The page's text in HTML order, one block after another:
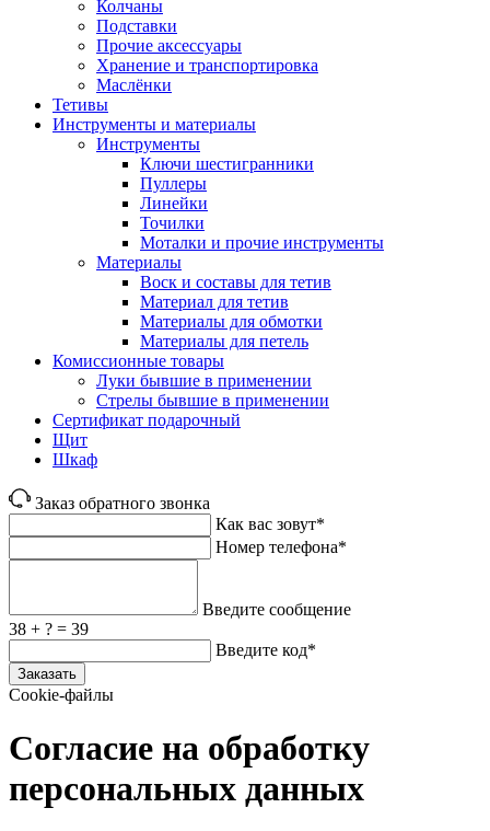
Колчаны
Подставки
Прочие аксессуары
Хранение и транспортировка
Маслёнки
Тетивы
Инструменты и материалы
Инструменты
Ключи шестигранники
Пуллеры
Линейки
Точилки
Моталки и прочие инструменты
Материалы
Воск и составы для тетив
Материал для тетив
Материалы для обмотки
Материалы для петель
Комиссионные товары
Луки бывшие в применении
Стрелы бывшие в применении
Сертификат подарочный
Щит
Шкаф
Заказ обратного звонка
Как вас зовут*
Номер телефона*
Введите сообщение
38 + ? = 39
Введите код*
Заказать
Cookie-файлы
Согласие на обработку
персональных данных